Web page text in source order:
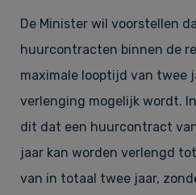
De Minister wil voorstellen
huurcontracten binnen de
maximale looptijd van twee
verlenging mogelijk wordt.
dit dat een huurcontract
jaar kan worden verlengd
van in totaal twee jaar,